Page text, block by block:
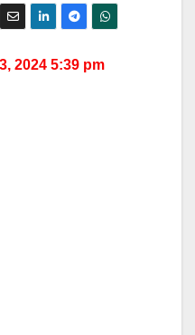
2024 5:39 pm